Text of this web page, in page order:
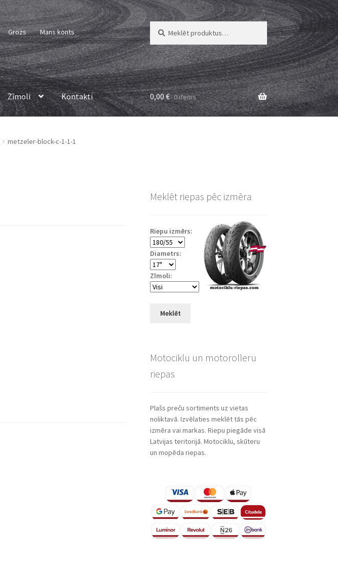
Grozs Mans konts
Meklēt:
Meklēt
Zīmoli Kontakti 0,00€ 0 items
metzeler-block-c-1-1-1
Meklēt riepas pēc izmēra
Riepu izmērs:
Diametrs:
Zīmoli:
Meklēt
Motociklu un motorolleru
riepas
Plašs preču sortiments uz vietas
noliktavā. Izvēlaties meklēt tās pēc
izmēra vai markas. Riepu piegāde visā
Latvijas teritorijā. Motociklu, skūteru
un mopēda riepas.